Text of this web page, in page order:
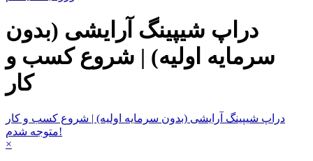
دراپ شیپینگ آرایشی (بدون
سرمایه اولیه) | شروع کسب و
کار
دراپ شیپینگ آرایشی (بدون سرمایه اولیه) | شروع کسب و کار
متوجه شدم!
×